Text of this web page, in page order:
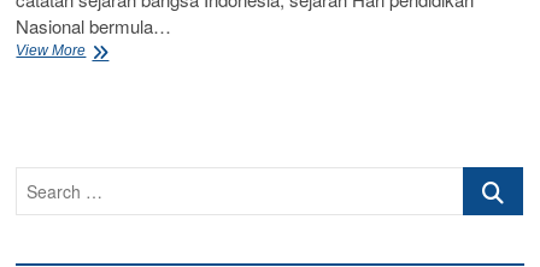
Nasional bermula…
View MoreMEMAKNAI
Search